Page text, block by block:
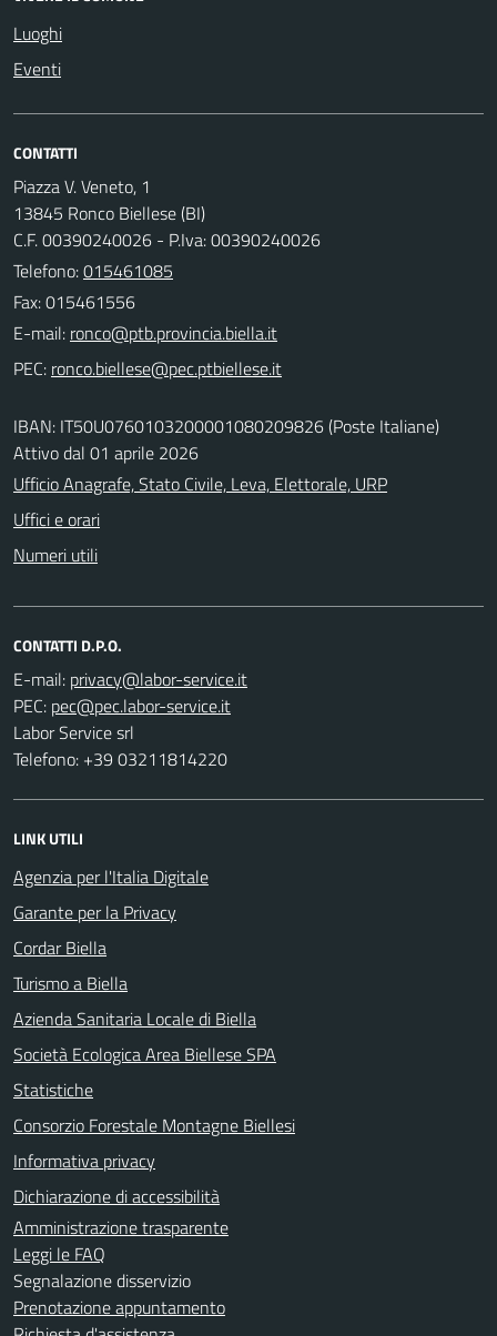
Luoghi
Eventi
CONTATTI
Piazza V. Veneto, 1
13845 Ronco Biellese (BI)
C.F. 00390240026 - P.Iva: 00390240026
Telefono:015461085
Fax: 015461556
E-mail:
PEC:
IBAN: IT50U0760103200001080209826 (Poste Italiane)
Attivo dal 01 aprile 2026
Ufficio Anagrafe, Stato Civile, Leva, Elettorale, URP
Uffici e orari
Numeri utili
CONTATTI D.P.O.
E-mail:
PEC:
Labor Service srl
Telefono: +39 03211814220
LINK UTILI
Agenzia per l'Italia Digitale
Garante per la Privacy
Cordar Biella
Turismo a Biella
Azienda Sanitaria Locale di Biella
Società Ecologica Area Biellese SPA
Statistiche
Consorzio Forestale Montagne Biellesi
Informativa privacy
Dichiarazione di accessibilità
Amministrazione trasparente
Leggi le FAQ
Segnalazione disservizio
Prenotazione appuntamento